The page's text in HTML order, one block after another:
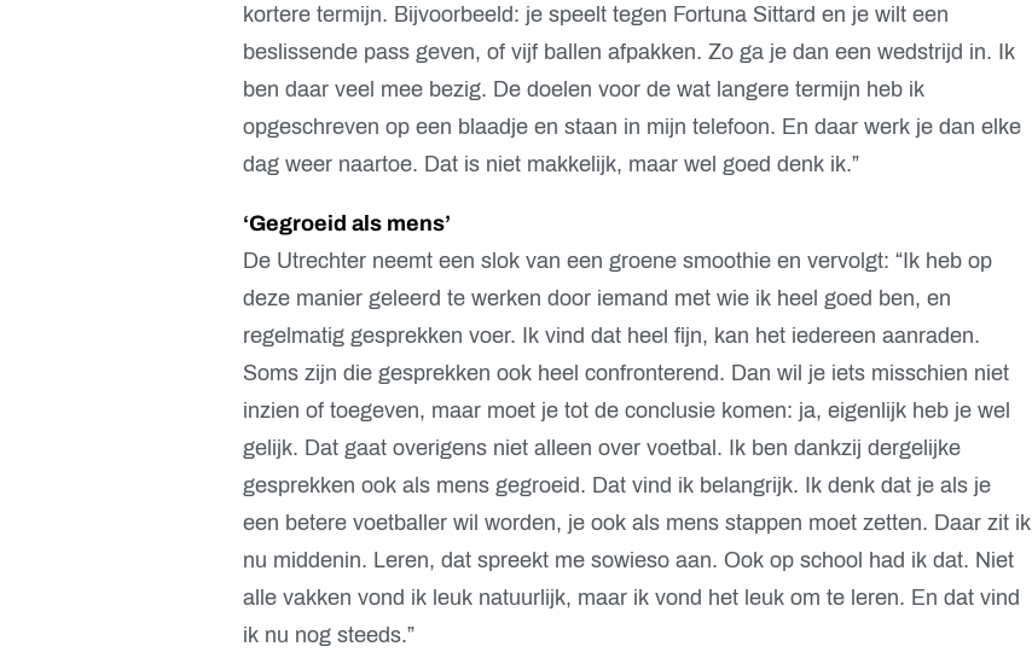
kortere termijn. Bijvoorbeeld: je speelt tegen Fortuna Sittard en je wilt een
beslissende pass geven, of vijf ballen afpakken. Zo ga je dan een wedstrijd in. Ik
ben daar veel mee bezig. De doelen voor de wat langere termijn heb ik
opgeschreven op een blaadje en staan in mijn telefoon. En daar werk je dan elke
dag weer naartoe. Dat is niet makkelijk, maar wel goed denk ik.”
‘Gegroeid als mens’
De Utrechter neemt een slok van een groene smoothie en vervolgt: “Ik heb op
deze manier geleerd te werken door iemand met wie ik heel goed ben, en
regelmatig gesprekken voer. Ik vind dat heel fijn, kan het iedereen aanraden.
Soms zijn die gesprekken ook heel confronterend. Dan wil je iets misschien niet
inzien of toegeven, maar moet je tot de conclusie komen: ja, eigenlijk heb je wel
gelijk. Dat gaat overigens niet alleen over voetbal. Ik ben dankzij dergelijke
gesprekken ook als mens gegroeid. Dat vind ik belangrijk. Ik denk dat je als je
een betere voetballer wil worden, je ook als mens stappen moet zetten. Daar zit ik
nu middenin. Leren, dat spreekt me sowieso aan. Ook op school had ik dat. Niet
alle vakken vond ik leuk natuurlijk, maar ik vond het leuk om te leren. En dat vind
ik nu nog steeds.”